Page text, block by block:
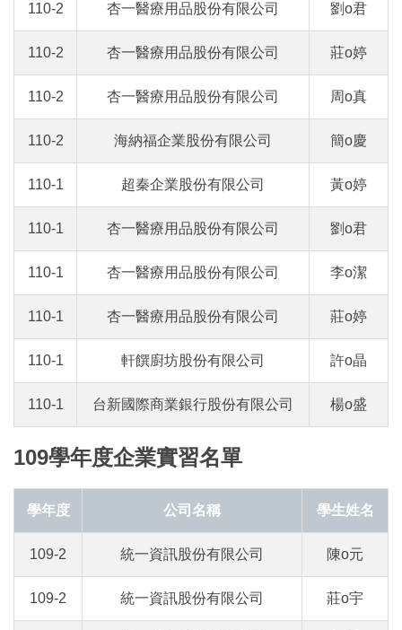
110-2 杏一醫療用品股份有限公司 劉o君
110-2 杏一醫療用品股份有限公司 莊o婷
110-2 杏一醫療用品股份有限公司 周o真
110-2 海納福企業股份有限公司 簡o慶
110-1 超秦企業股份有限公司 黃o婷
110-1 杏一醫療用品股份有限公司 劉o君
110-1 杏一醫療用品股份有限公司 李o潔
110-1 杏一醫療用品股份有限公司 莊o婷
110-1 軒饌廚坊股份有限公司 許o晶
110-1 台新國際商業銀行股份有限公司 楊o盛
109學年度企業實習名單
學年度 公司名稱 學生姓名
109-2 統一資訊股份有限公司 陳o元
109-2 統一資訊股份有限公司 莊o宇